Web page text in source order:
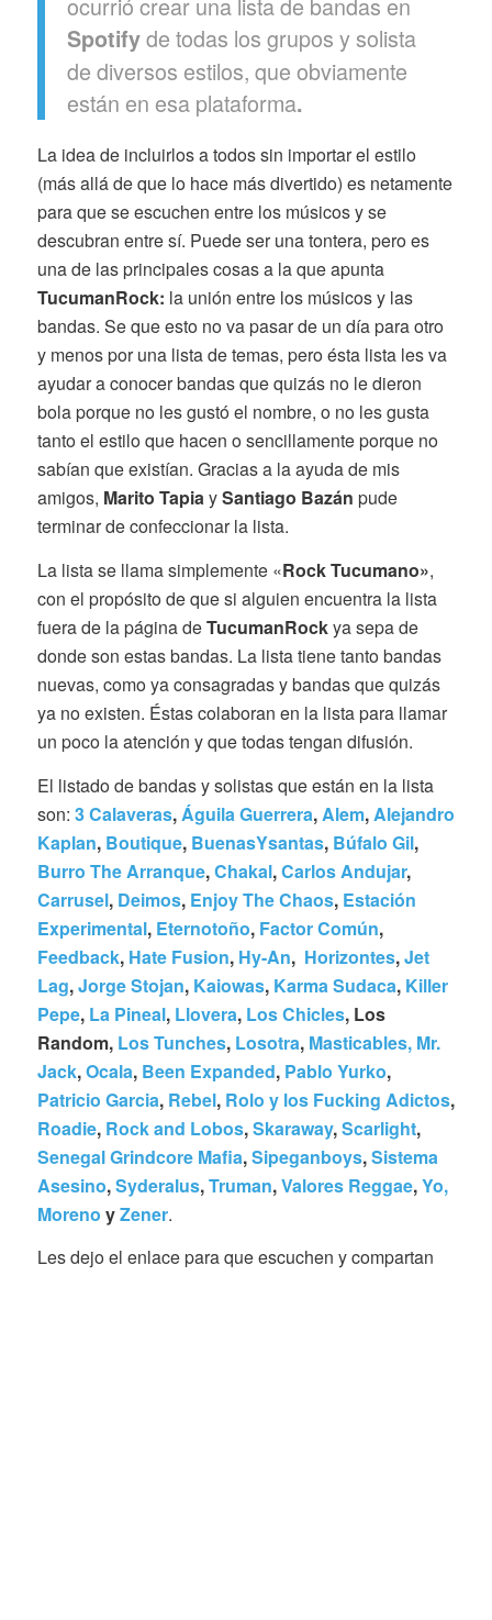
Spotifyde todas los grupos y solista
de diversos estilos, que obviamente
están en esa plataforma.
La idea de incluirlos a todos sin importar el estilo
(más allá de que lo hace más divertido) es netamente
para que se escuchen entre los músicos y se
descubran entre sí. Puede ser una tontera, pero es
una de las principales cosas a la que apunta
TucumanRock: la unión entre los músicos y las
bandas. Se que esto no va pasar de un día para otro
y menos por una lista de temas, pero ésta lista les va
ayudar a conocer bandas que quizás no le dieron
bola porque no les gustó el nombre, o no les gusta
tanto el estilo que hacen o sencillamente porque no
sabían que existían. Gracias a la ayuda de mis
amigos, Marito TapiaySantiago Bazán pude
terminar de confeccionar la lista.
La lista se llama simplemente «Rock Tucumano»,
con el propósito de que si alguien encuentra la lista
fuera de la página deTucumanRockya sepa de
donde son estas bandas. La lista tiene tanto bandas
nuevas, como ya consagradas y bandas que quizás
ya no existen. Éstas colaboran en la lista para llamar
un poco la atención y que todas tengan difusión.
El listado de bandas y solistas que están en la lista
son: 3 Calaveras, Águila Guerrera, Alem, Alejandro
Kaplan, Boutique, BuenasYsantas, Búfalo Gil,
Burro The Arranque,Chakal,Carlos Andujar,
Carrusel, Deimos, Enjoy The Chaos, Estación
Experimental, Eternotoño, Factor Común,
Feedback, Hate Fusion, Hy-An, Horizontes,Jet
Lag,Jorge Stojan, Kaiowas, Karma Sudaca, Killer
Pepe, La Pineal, Llovera, Los Chicles, Los
Random, Los Tunches, Losotra, Masticables, Mr.
Jack,Ocala, Been Expanded, Pablo Yurko,
Patricio Garcia, Rebel, Rolo y los Fucking Adictos,
Roadie, Rock and Lobos,Skaraway,Scarlight,
Senegal Grindcore Mafia,Sipeganboys,Sistema
Asesino,Syderalus,Truman,Valores Reggae,Yo,
Moreno yZener.
Les dejo el enlace para que escuchen y compartan